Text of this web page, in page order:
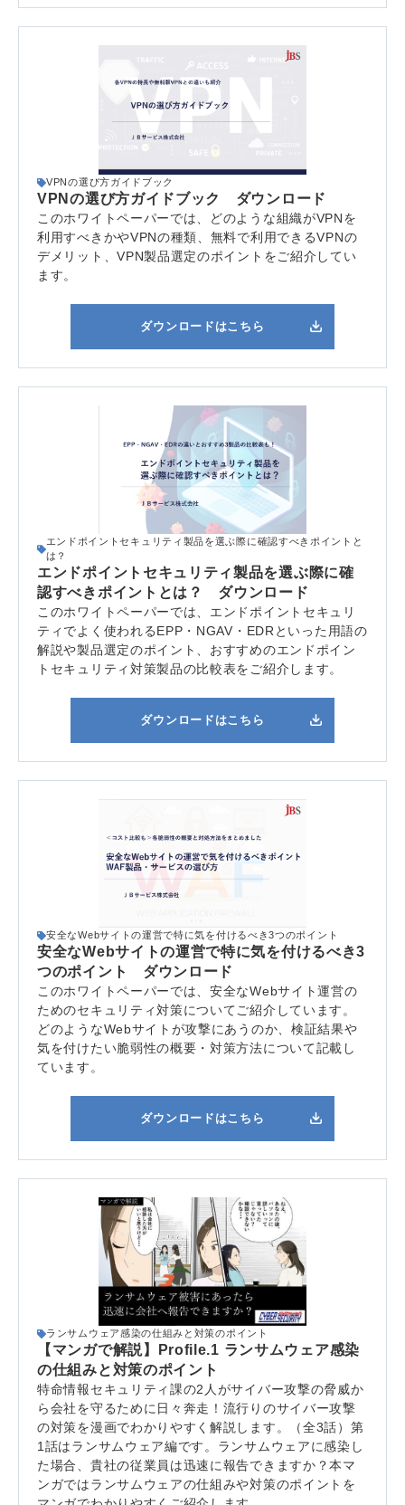
VPNの選び方ガイドブック
VPNの選び方ガイドブック ダウンロード
このホワイトペーパーでは、どのような組織がVPNを
利用すべきかやVPNの種類、無料で利用できるVPNの
デメリット、VPN製品選定のポイントをご紹介してい
ます。
ダウンロードはこちら
エンドポイントセキュリティ製品を選ぶ際に確認すべきポイントと
は？
エンドポイントセキュリティ製品を選ぶ際に確
認すべきポイントとは？ ダウンロード
このホワイトペーパーでは、エンドポイントセキュリ
ティでよく使われるEPP・NGAV・EDRといった用語の
解説や製品選定のポイント、おすすめのエンドポイン
トセキュリティ対策製品の比較表をご紹介します。
ダウンロードはこちら
安全なWebサイトの運営で特に気を付けるべき3つのポイント
安全なWebサイトの運営で特に気を付けるべき3
つのポイント ダウンロード
このホワイトペーパーでは、安全なWebサイト運営の
ためのセキュリティ対策についてご紹介しています。
どのようなWebサイトが攻撃にあうのか、検証結果や
気を付けたい脆弱性の概要・対策方法について記載し
ています。
ダウンロードはこちら
ランサムウェア感染の仕組みと対策のポイント
【マンガで解説】Profile.1 ランサムウェア感染
の仕組みと対策のポイント
特命情報セキュリティ課の2人がサイバー攻撃の脅威か
ら会社を守るために日々奔走！流行りのサイバー攻撃
の対策を漫画でわかりやすく解説します。（全3話）第
1話はランサムウェア編です。ランサムウェアに感染し
た場合、貴社の従業員は迅速に報告できますか？本マ
ンガではランサムウェアの仕組みや対策のポイントを